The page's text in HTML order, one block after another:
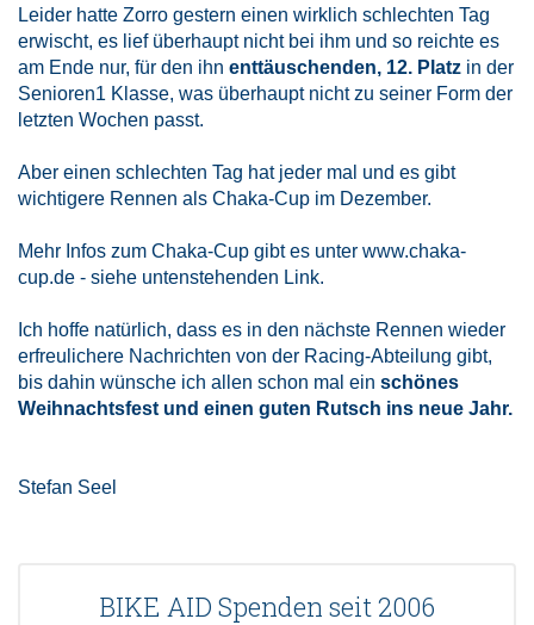
Leider hatte Zorro gestern einen wirklich schlechten Tag
erwischt, es lief überhaupt nicht bei ihm und so reichte es
am Ende nur, für den ihn enttäuschenden, 12. Platz in der
Senioren1 Klasse, was überhaupt nicht zu seiner Form der
letzten Wochen passt.
Aber einen schlechten Tag hat jeder mal und es gibt
wichtigere Rennen als Chaka-Cup im Dezember.
Mehr Infos zum Chaka-Cup gibt es unter www.chaka-
cup.de - siehe untenstehenden Link.
Ich hoffe natürlich, dass es in den nächste Rennen wieder
erfreulichere Nachrichten von der Racing-Abteilung gibt,
bis dahin wünsche ich allen schon mal ein schönes
Weihnachtsfest und einen guten Rutsch ins neue Jahr.
Stefan Seel
BIKE AID Spenden seit 2006